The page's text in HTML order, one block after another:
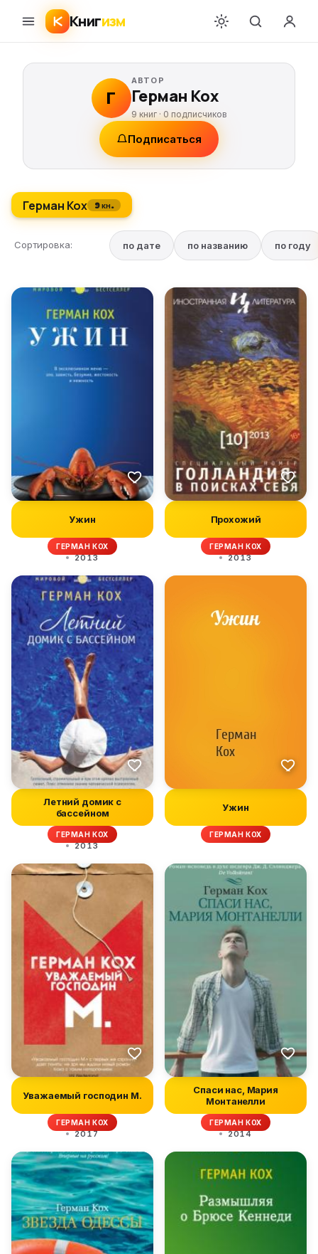
Книгизм
Г
АВТОР
Герман Кох
9 книг · 0 подписчиков
Подписаться
Герман Кох 9 кн.
Сортировка: по дате по названию по году
Ужин
ГЕРМАН КОХ
2013
Прохожий
ГЕРМАН КОХ
2013
Летний домик с
бассейном
ГЕРМАН КОХ
2013
Ужин
ГЕРМАН КОХ
Уважаемый господин М.
ГЕРМАН КОХ
2017
Спаси нас, Мария
Монтанелли
ГЕРМАН КОХ
2014